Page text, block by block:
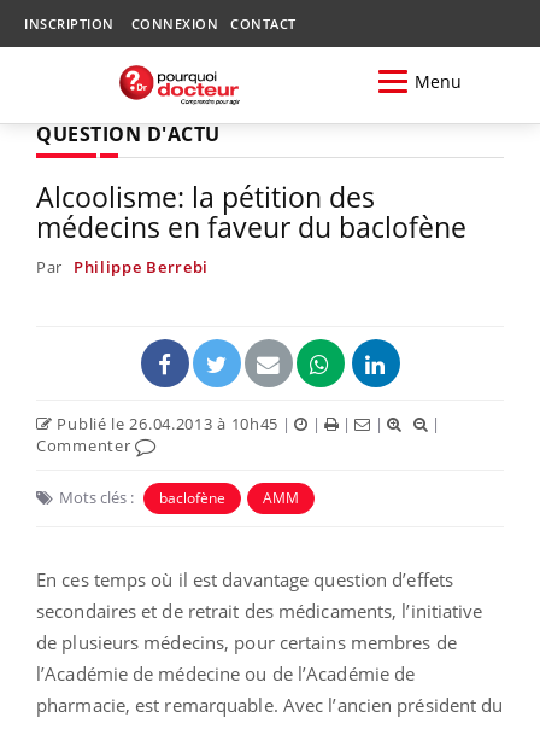
INSCRIPTION CONNEXION CONTACT
Menu
QUESTION D'ACTU
Alcoolisme: la pétition des
médecins en faveur du baclofène
Par Philippe Berrebi
Publié le 26.04.2013 à 10h45 | | | |
|
Commenter
Mots clés : baclofène AMM
En ces temps où il est davantage question d’effets
secondaires et de retrait des médicaments, l’initiative
de plusieurs médecins, pour certains membres de
l’Académie de médecine ou de l’Académie de
pharmacie, est remarquable. Avec l’ancien président du